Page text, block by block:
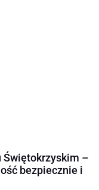
Świętokrzyskim –
bezpiecznie i